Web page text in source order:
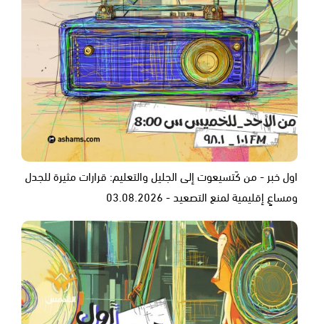
اول خبر - من كَتسيعوت إلى الجليل والتعليم: قرارات مثيرة للجدل
ومساعٍ إقليمية لمنع التصعيد - 03.08.2026